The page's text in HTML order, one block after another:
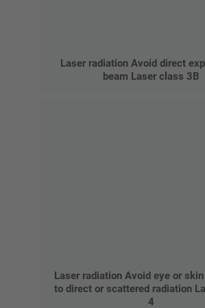
Laser radiation Avoid direct
beam Laser class 3B
Laser radiation Avoid eye or
to direct or scattered radiation
4